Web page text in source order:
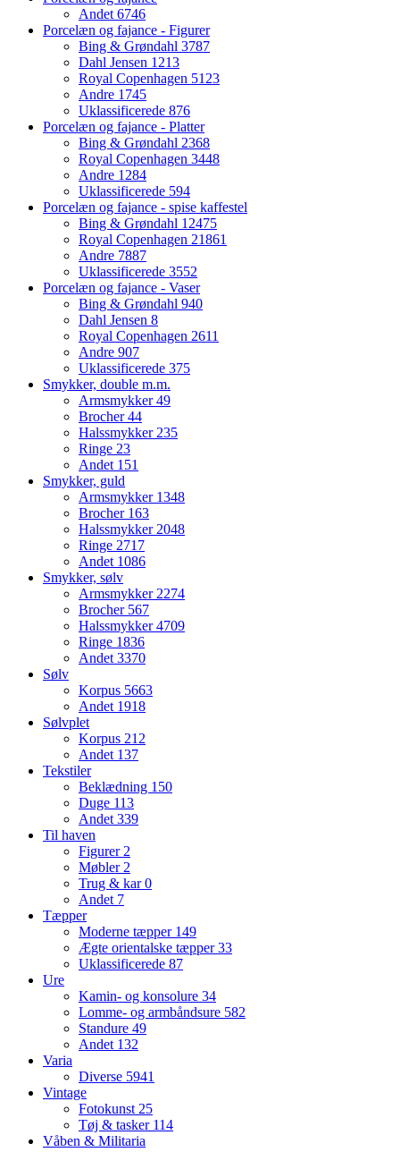
Andet 6746
Porcelæn og fajance - Figurer
Bing & Grøndahl 3787
Dahl Jensen 1213
Royal Copenhagen 5123
Andre 1745
Uklassificerede 876
Porcelæn og fajance - Platter
Bing & Grøndahl 2368
Royal Copenhagen 3448
Andre 1284
Uklassificerede 594
Porcelæn og fajance - spise kaffestel
Bing & Grøndahl 12475
Royal Copenhagen 21861
Andre 7887
Uklassificerede 3552
Porcelæn og fajance - Vaser
Bing & Grøndahl 940
Dahl Jensen 8
Royal Copenhagen 2611
Andre 907
Uklassificerede 375
Smykker, double m.m.
Armsmykker49
Brocher44
Halssmykker 235
Ringe 23
Andet 151
Smykker, guld
Armsmykker 1348
Brocher 163
Halssmykker 2048
Ringe 2717
Andet 1086
Smykker, sølv
Armsmykker 2274
Brocher 567
Halssmykker4709
Ringe 1836
Andet 3370
Sølv
Korpus 5663
Andet 1918
Sølvplet
Korpus 212
Andet 137
Tekstiler
Beklædning 150
Duge 113
Andet 339
Til haven
Figurer 2
Møbler 2
Trug & kar0
Andet 7
Tæpper
Moderne tæpper 149
Ægte orientalske tæpper33
Uklassificerede 87
Ure
Kamin- og konsolure 34
Lomme- og armbåndsure 582
Standure 49
Andet 132
Varia
Diverse 5941
Vintage
Fotokunst 25
Tøj & tasker 114
Våben & Militaria